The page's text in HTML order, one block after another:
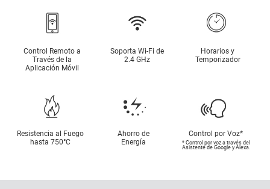
Control Remoto a
Través de la
Aplicación Móvil
Soporta Wi-Fi de
2.4 GHz
Horarios y
Temporizador
Resistencia al Fuego
hasta 750°C
Ahorro de
Energía
Control por Voz*
* Control por voz a través del
Asistente de Google y Alexa.